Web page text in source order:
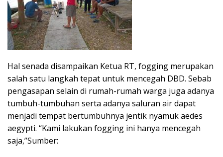
Hal senada disampaikan Ketua RT, fogging merupakan
salah satu langkah tepat untuk mencegah DBD. Sebab
pengasapan selain di rumah-rumah warga juga adanya
tumbuh-tumbuhan serta adanya saluran air dapat
menjadi tempat bertumbuhnya jentik nyamuk aedes
aegypti. “Kami lakukan fogging ini hanya mencegah
saja,”Sumber: